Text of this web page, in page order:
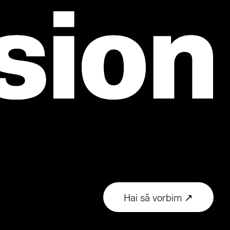
Hai să vorbim ↗